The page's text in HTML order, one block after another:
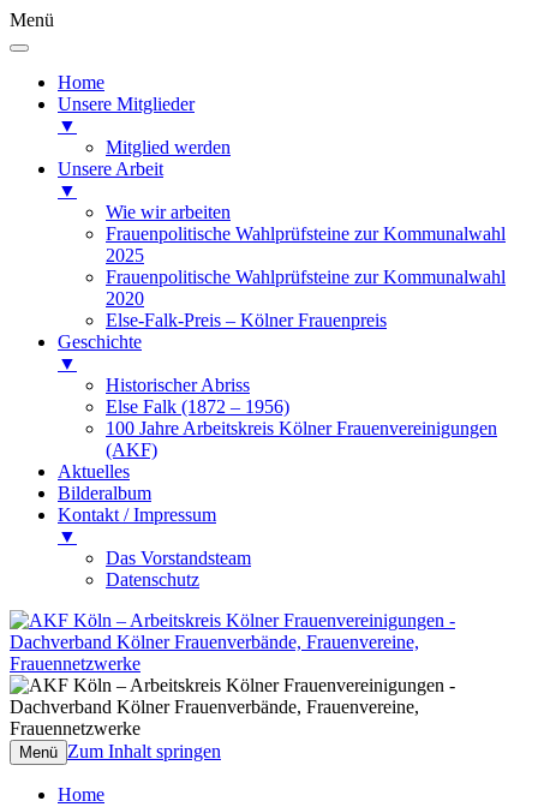
Menü
Home
Unsere Mitglieder
▼
Mitglied werden
Unsere Arbeit
▼
Wie wir arbeiten
Frauenpolitische Wahlprüfsteine zur Kommunalwahl
2025
Frauenpolitische Wahlprüfsteine zur Kommunalwahl
2020
Else-Falk-Preis – Kölner Frauenpreis
Geschichte
▼
Historischer Abriss
Else Falk (1872 – 1956)
100 Jahre Arbeitskreis Kölner Frauenvereinigungen
(AKF)
Aktuelles
Bilderalbum
Kontakt / Impressum
▼
Das Vorstandsteam
Datenschutz
AKF Köln – Arbeitskreis Kölner
Frauenvereinigungen
Dachverband Kölner Frauenverbände,
Frauenvereine, Frauennetzwerke
Menü Zum Inhalt springen
Home